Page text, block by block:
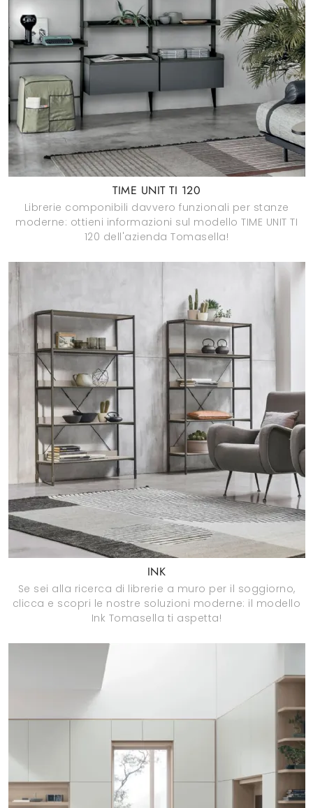
TIME UNIT TI 120
Librerie componibili davvero funzionali per stanze
moderne: ottieni informazioni sul modello TIME UNIT TI
120 dell'azienda Tomasella!
INK
Se sei alla ricerca di librerie a muro per il soggiorno,
clicca e scopri le nostre soluzioni moderne: il modello
Ink Tomasella ti aspetta!